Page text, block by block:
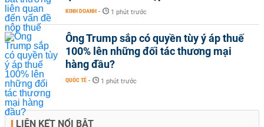
KINH DOANH - 1 phút trước
Ông Trump sắp có quyền tùy ý áp thuế
100% lên những đối tác thương mại
hàng đầu?
QUỐC TẾ - 1 phút trước
LIÊN KẾT NỔI BẬT